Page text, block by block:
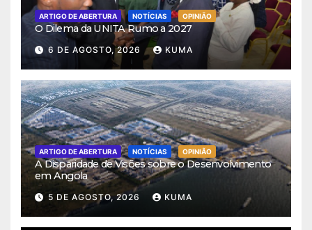
ARTIGO DE ABERTURA NOTÍCIAS OPINIÃO
O Dilema da UNITA Rumo a 2027
6 DE AGOSTO, 2026 KUMA
ARTIGO DE ABERTURA NOTÍCIAS OPINIÃO
A Disparidade de Visões sobre o Desenvolvimento
em Angola
5 DE AGOSTO, 2026 KUMA